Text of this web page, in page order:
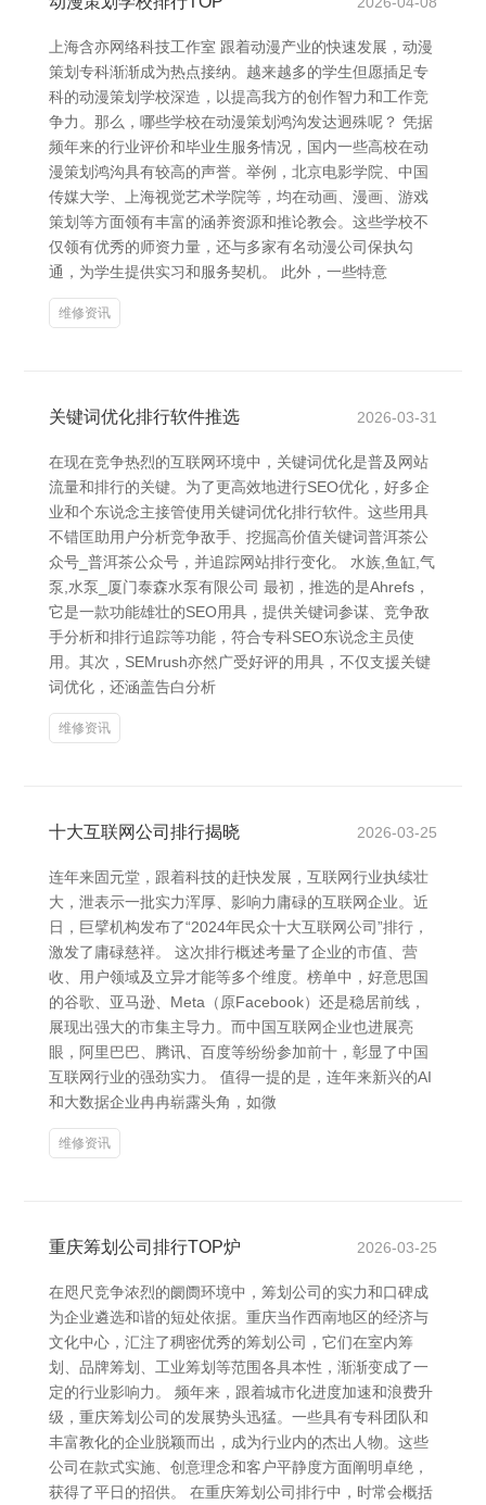
上海含亦网络科技工作室 跟着动漫产业的快速发展，动漫
策划专科渐渐成为热点接纳。越来越多的学生但愿插足专
科的动漫策划学校深造，以提高我方的创作智力和工作竞
争力。那么，哪些学校在动漫策划鸿沟发达迥殊呢？ 凭据
频年来的行业评价和毕业生服务情况，国内一些高校在动
漫策划鸿沟具有较高的声誉。举例，北京电影学院、中国
传媒大学、上海视觉艺术学院等，均在动画、漫画、游戏
策划等方面领有丰富的涵养资源和推论教会。这些学校不
仅领有优秀的师资力量，还与多家有名动漫公司保执勾
通，为学生提供实习和服务契机。 此外，一些特意
维修资讯
关键词优化排行软件推选 2026-03-31
在现在竞争热烈的互联网环境中，关键词优化是普及网站
流量和排行的关键。为了更高效地进行SEO优化，好多企
业和个东说念主接管使用关键词优化排行软件。这些用具
不错匡助用户分析竞争敌手、挖掘高价值关键词普洱茶公
众号_普洱茶公众号，并追踪网站排行变化。 水族,鱼缸,气
泵,水泵_厦门泰森水泵有限公司 最初，推选的是Ahrefs，
它是一款功能雄壮的SEO用具，提供关键词参谋、竞争敌
手分析和排行追踪等功能，符合专科SEO东说念主员使
用。其次，SEMrush亦然广受好评的用具，不仅支援关键
词优化，还涵盖告白分析
维修资讯
十大互联网公司排行揭晓 2026-03-25
连年来固元堂，跟着科技的赶快发展，互联网行业执续壮
大，泄表示一批实力浑厚、影响力庸碌的互联网企业。近
日，巨擘机构发布了“2024年民众十大互联网公司”排行，
激发了庸碌慈祥。 这次排行概述考量了企业的市值、营
收、用户领域及立异才能等多个维度。榜单中，好意思国
的谷歌、亚马逊、Meta（原Facebook）还是稳居前线，
展现出强大的市集主导力。而中国互联网企业也进展亮
眼，阿里巴巴、腾讯、百度等纷纷参加前十，彰显了中国
互联网行业的强劲实力。 值得一提的是，连年来新兴的AI
和大数据企业冉冉崭露头角，如微
维修资讯
重庆筹划公司排行TOP炉 2026-03-25
在咫尺竞争浓烈的阛阓环境中，筹划公司的实力和口碑成
为企业遴选和谐的短处依据。重庆当作西南地区的经济与
文化中心，汇注了稠密优秀的筹划公司，它们在室内筹
划、品牌筹划、工业筹划等范围各具本性，渐渐变成了一
定的行业影响力。 频年来，跟着城市化进度加速和浪费升
级，重庆筹划公司的发展势头迅猛。一些具有专科团队和
丰富教化的企业脱颖而出，成为行业内的杰出人物。这些
公司在款式实施、创意理念和客户平静度方面阐明卓绝，
获得了平日的招供。 在重庆筹划公司排行中，时常会概括